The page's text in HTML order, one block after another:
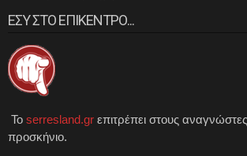
ΕΣΥ ΣΤΟ ΕΠΙΚΕΝΤΡΟ...
Το serresland.gr επιτρέπει στους
προσκήνιο.